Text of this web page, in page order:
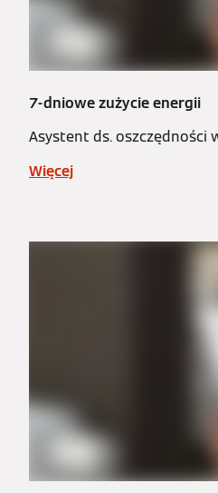
7-dniowe zużycie energii
Asystent ds. oszczędności
Więcej